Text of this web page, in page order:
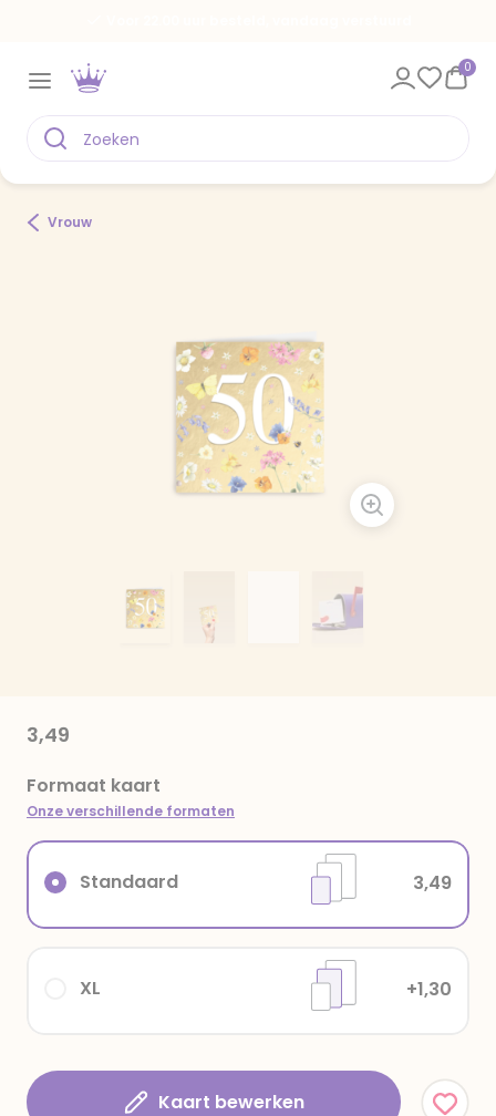
0
Vrouw
3,49
Formaat kaart
Onze verschillende formaten
XL +1,30
Standaard 3,49
Kaart bewerken